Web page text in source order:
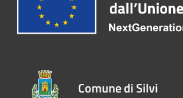
Comune di Silvi